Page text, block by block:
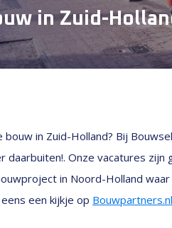
in Zuid-
in Zuid-Holland? Bij
daarbuiten!. Onze vacatures
in Noord-Holland
een kijkje op Bouwpartners.nl